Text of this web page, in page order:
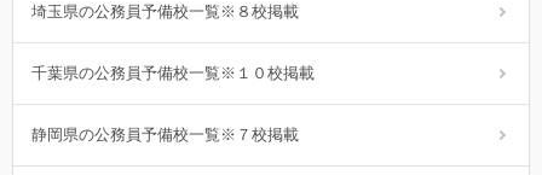
埼玉県の公務員予備校一覧※８校掲載
千葉県の公務員予備校一覧※１０校掲載
静岡県の公務員予備校一覧※７校掲載